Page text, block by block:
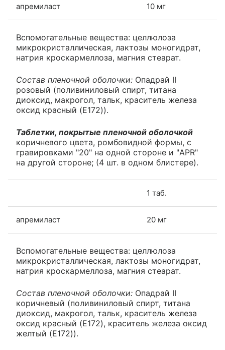
апремиласт 10 мг
Вспомогательные вещества: целлюлоза
микрокристаллическая, лактозы моногидрат,
натрия кроскармеллоза, магния стеарат.
Состав пленочной оболочки: Опадрай II
розовый (поливиниловый спирт, титана
диоксид, макрогол, тальк, краситель железа
оксид красный (E172)).
Таблетки, покрытые пленочной оболочкой
коричневого цвета, ромбовидной формы, с
гравировками "20" на одной стороне и "APR"
на другой стороне; (4 шт. в одном блистере).
1 таб.
апремиласт 20 мг
Вспомогательные вещества: целлюлоза
микрокристаллическая, лактозы моногидрат,
натрия кроскармеллоза, магния стеарат.
Состав пленочной оболочки: Опадрай II
коричневый (поливиниловый спирт, титана
диоксид, макрогол, тальк, краситель железа
оксид красный (E172), краситель железа оксид
желтый (E172)).